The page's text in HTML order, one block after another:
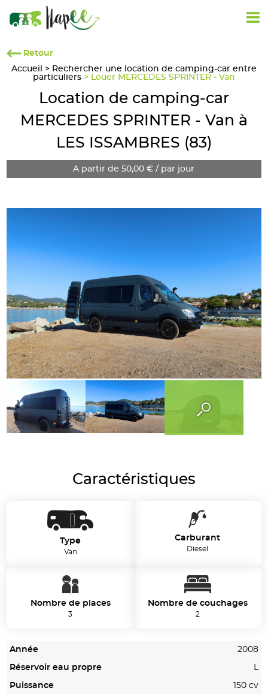
Retour
Accueil
> Rechercher une location de camping-car entre
particuliers > Louer MERCEDES SPRINTER - Van
Location de camping-car
MERCEDES SPRINTER - Van à
LES ISSAMBRES (83)
A partir de 50,00 € / par jour
Caractéristiques
Type
Van
Carburant
Diesel
Nombre de places
3
Nombre de couchages
2
Année 2008
Réservoir eau propre L
Puissance 150 cv